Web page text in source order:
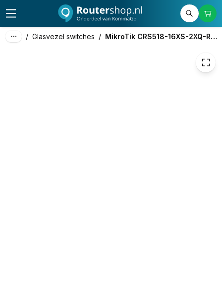
/ Glasvezel switches / MikroTik CRS518-16XS-2XQ-RM Switch
1.302,12 excl. btw
1.575,57 incl. btw